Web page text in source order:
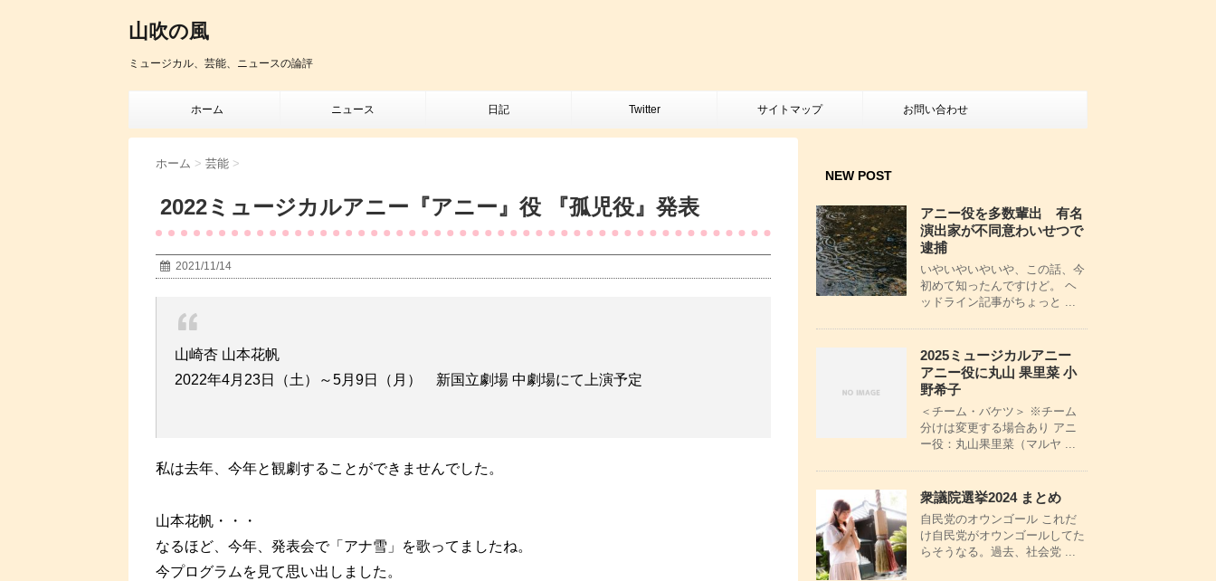
山吹の風
ミュージカル、芸能、ニュースの論評
ホーム ニュース 日記 Twitter サイトマップ お問い合わせ
ホーム > 芸能 >
2022ミュージカルアニー『アニー』役 『孤児役』発表
2021/11/14
山崎杏 山本花帆
2022年4月23日（土）～5月9日（月） 新国立劇場 中劇場にて上演予定
私は去年、今年と観劇することができませんでした。
山本花帆・・・
なるほど、今年、発表会で「アナ雪」を歌ってましたね。
今プログラムを見て思い出しました。
NEW POST
アニー役を多数輩出 有名
演出家が不同意わいせつで
逮捕
いやいやいやいや、この話、今
初めて知ったんですけど。 ヘ
ッドライン記事がちょっと ...
2025ミュージカルアニー
アニー役に丸山 果里菜 小
野希子
＜チーム・バケツ＞ ※チーム
分けは変更する場合あり アニ
ー役：丸山果里菜（マルヤ ...
衆議院選挙2024 まとめ
自民党のオウンゴール これだ
け自民党がオウンゴールしてた
らそうなる。過去、社会党 ...